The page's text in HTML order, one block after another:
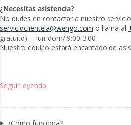
¿Necesitas asistencia?
No dudes en contactar a nuestro
servicioclientela@wengo.com o llama al
gratuito) -- lun-dom/ 9:00-3:00
Nuestro equipo estará encantado de
Seguir leyendo
¿Cómo funciona?